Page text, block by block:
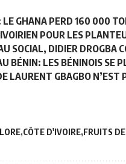
LE GHANA PERD 160 000
POUR LES
SOCIAL, DIDIER DROGBA
BÉNIN: LES BÉNINOIS SE
LAURENT GBAGBO N’EST
CÔTE D'IVOIRE FRUITS